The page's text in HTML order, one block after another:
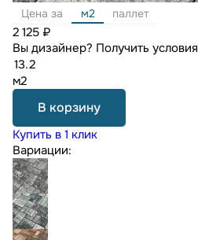
Цена за м2 паллет
2 125 ₽
Вы дизайнер? Получить условия
м2
В корзину
Купить в 1 клик
Вариации: